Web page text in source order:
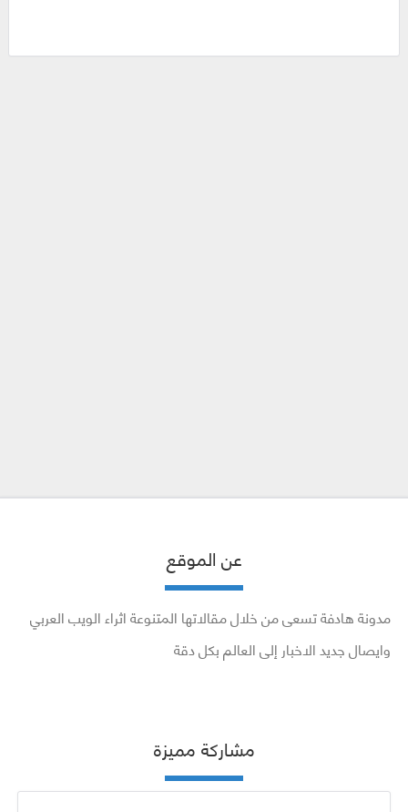
عن الموقع
مدونة هادفة تسعى من خلال مقالاتها المتنوعة اثراء الويب العربي
وايصال جديد الاخبار إلى العالم بكل دقة
مشاركة مميزة